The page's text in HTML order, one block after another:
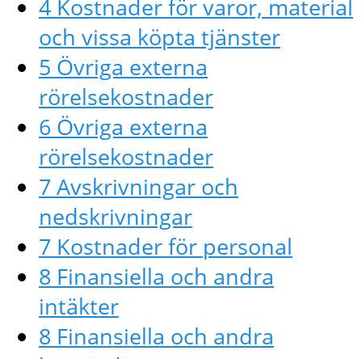
4 Kostnader för varor, material
och vissa köpta tjänster
5 Övriga externa
rörelsekostnader
6 Övriga externa
rörelsekostnader
7 Avskrivningar och
nedskrivningar
7 Kostnader för personal
8 Finansiella och andra
intäkter
8 Finansiella och andra